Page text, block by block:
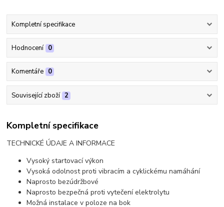
Kompletní specifikace
Hodnocení 0
Komentáře 0
Související zboží 2
Kompletní specifikace
TECHNICKÉ ÚDAJE A INFORMACE
Vysoký startovací výkon
Vysoká odolnost proti vibracím a cyklickému namáhání
Naprosto bezúdržbové
Naprosto bezpečná proti vytečení elektrolytu
Možná instalace v poloze na bok